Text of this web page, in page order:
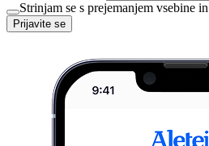
Strinjam se s prejemanjem vsebine in
Prijavite se